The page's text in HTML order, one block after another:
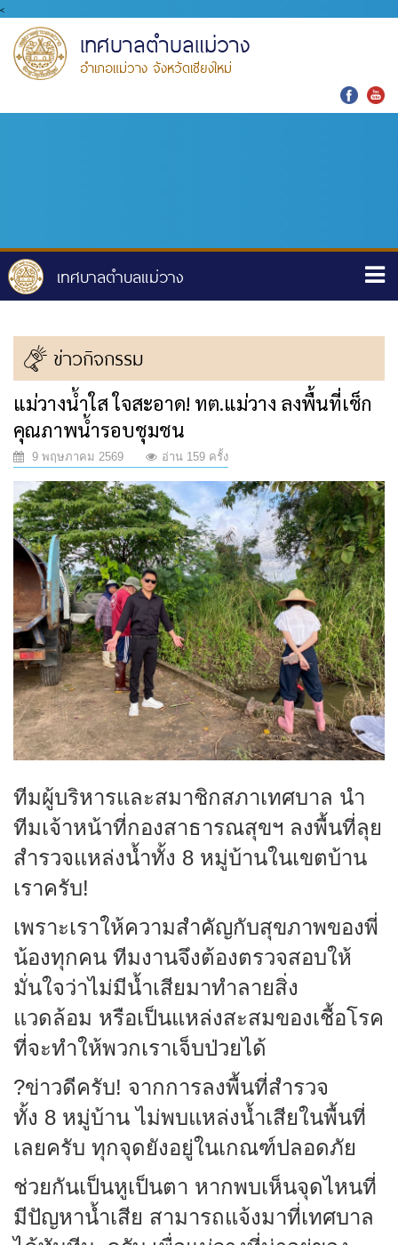
<
เทศบาลตำบลแม่วาง
อำเภอแม่วาง จังหวัดเชียงใหม่
ข่าวกิจกรรม
แม่วางน้ำใส ใจสะอาด! ทต.แม่วาง ลงพื้นที่เช็ก
คุณภาพน้ำรอบชุมชน
9 พฤษภาคม 2569 อ่าน 159 ครั้ง
ทีมผู้บริหารและสมาชิกสภาเทศบาล นำ
ทีมเจ้าหน้าที่กองสาธารณสุขฯ ลงพื้นที่ลุย
สำรวจแหล่งน้ำทั้ง 8 หมู่บ้านในเขตบ้าน
เราครับ!
เพราะเราให้ความสำคัญกับสุขภาพของพี่
น้องทุกคน ทีมงานจึงต้องตรวจสอบให้
มั่นใจว่าไม่มีน้ำเสียมาทำลายสิ่ง
แวดล้อม หรือเป็นแหล่งสะสมของเชื้อโรค
ที่จะทำให้พวกเราเจ็บป่วยได้
?ข่าวดีครับ! จากการลงพื้นที่สำรวจ
ทั้ง 8 หมู่บ้าน ไม่พบแหล่งน้ำเสียในพื้นที่
เลยครับ ทุกจุดยังอยู่ในเกณฑ์ปลอดภัย
ช่วยกันเป็นหูเป็นตา หากพบเห็นจุดไหนที่
มีปัญหาน้ำเสีย สามารถแจ้งมาที่เทศบาล